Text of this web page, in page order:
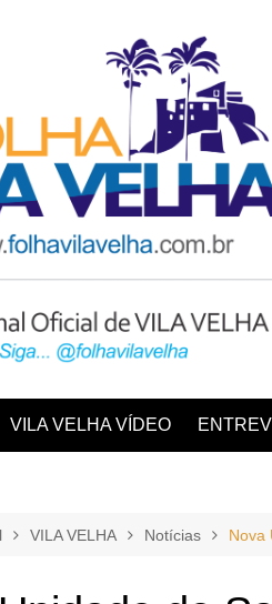
VILA VELHA VÍDEO
VILA VELHA Notícias Nova